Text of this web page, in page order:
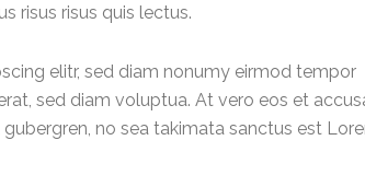
risus risus quis lectus.
elitr, sed diam nonumy eirmod tempor
sed diam voluptua. At vero eos et
no sea takimata sanctus est